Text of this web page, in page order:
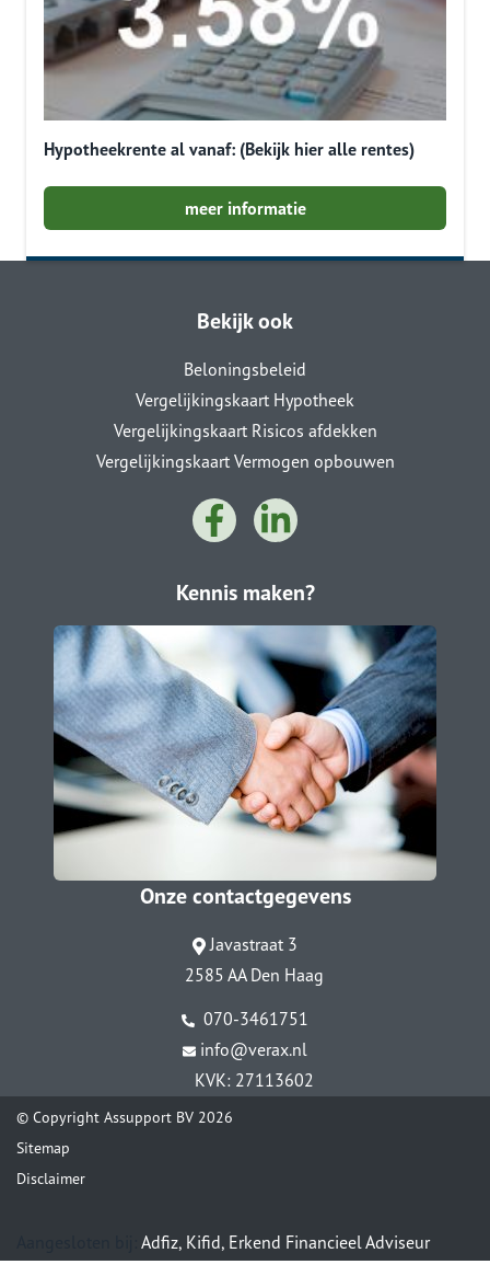
Hypotheekrente al vanaf: (Bekijk hier alle rentes)
meer informatie
Bekijk ook
Beloningsbeleid
Vergelijkingskaart Hypotheek
Vergelijkingskaart Risicos afdekken
Vergelijkingskaart Vermogen opbouwen
Kennis maken?
Onze contactgegevens
Javastraat 3
2585 AA Den Haag
070-3461751
info@verax.nl
KVK: 27113602
© Copyright Assupport BV 2026
Sitemap
Disclaimer
Adfiz, Kifid, Erkend Financieel Adviseur